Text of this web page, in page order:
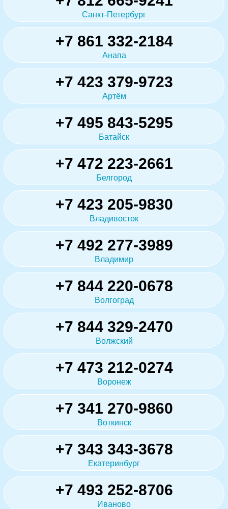
Санкт-Петербург
+7 861 332-2184
Анапа
+7 423 379-9723
Артём
+7 495 843-5295
Батайск
+7 472 223-2661
Белгород
+7 423 205-9830
Владивосток
+7 492 277-3989
Владимир
+7 844 220-0678
Волгоград
+7 844 329-2470
Волжский
+7 473 212-0274
Воронеж
+7 341 270-9860
Воткинск
+7 343 343-3678
Екатеринбург
+7 493 252-8706
Иваново